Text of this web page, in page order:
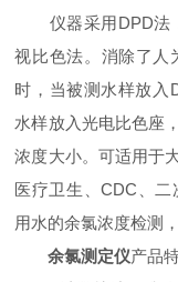
仪器采用DPD法，
视比色法。消除了人
时，当被测水样放入
水样放入光电比色座
浓度大小。可适用于
医疗卫生、CDC、
用水的余氯浓度检测
余氯测定仪产品